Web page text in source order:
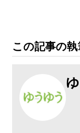
この記事の執